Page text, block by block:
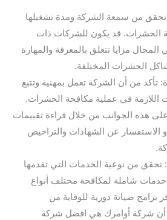
تحقق من سمعة الشركة ومدة تشغيلها
الحشرات. قد يكون للشركات ذات
المجال مزايا تتعلق بالمعرفة والمهارة
الحشرات المختلفة.
تأكد من أن الشركة تعمل بمهنية وتتبع
اللازمة في عملية مكافحة الحشرات.
هذه الجوانب من خلال قراءة تقييمات
أو الاستفسار عن الشهادات والتراخيص
تحقق من نوعية الخدمات التي تقدمها
شاملة لمكافحة مختلف أنواع
برامج صيانة دورية للوقاية من
أن شركة أوامرك هي افضل شركة